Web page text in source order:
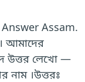
Assam.
আমাদের
উত্তর লেখো —
নাম ।উত্তরঃ